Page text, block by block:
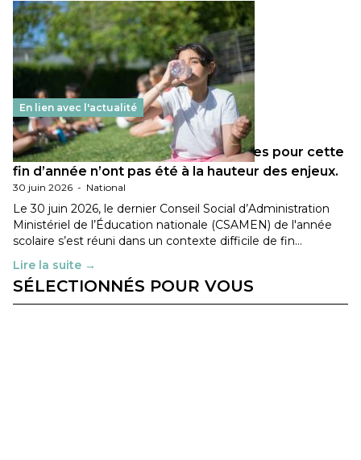
En lien avec l'actualité
Les décisions ministérielles attendues pour cette
fin d’année n’ont pas été à la hauteur des enjeux.
30 juin 2026 - National
Le 30 juin 2026, le dernier Conseil Social d’Administration
Ministériel de l’Éducation nationale (CSAMEN) de l'année
scolaire s’est réuni dans un contexte difficile de fin…
Lire la suite →
SÉLECTIONNÉS POUR VOUS